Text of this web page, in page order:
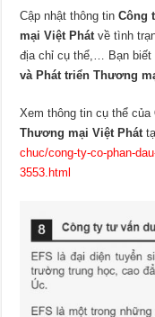
Cập nhật thông tinCông
mại Việt Phátvề tình
địa chỉ cụ thể,… Bạn
và Phát triển Thương
Xem thông tin cụ thể của
Thương mại Việt Phát
chuc/cong-ty-co-phan-
3553.html